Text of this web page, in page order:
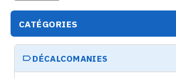
CATÉGORIES
DÉCALCOMANIES